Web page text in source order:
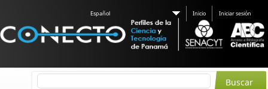
Español Inicio Iniciar sesión